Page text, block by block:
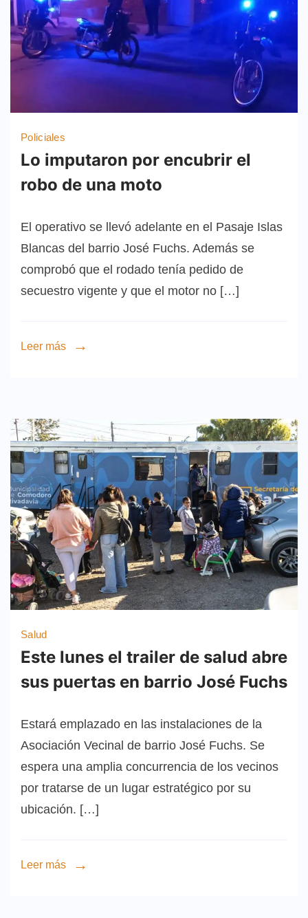
Policiales
Lo imputaron por encubrir el
robo de una moto
El operativo se llevó adelante en el Pasaje Islas
Blancas del barrio José Fuchs. Además se
comprobó que el rodado tenía pedido de
secuestro vigente y que el motor no […]
Leer más
Salud
Este lunes el trailer de salud abre
sus puertas en barrio José Fuchs
Estará emplazado en las instalaciones de la
Asociación Vecinal de barrio José Fuchs. Se
espera una amplia concurrencia de los vecinos
por tratarse de un lugar estratégico por su
ubicación. […]
Leer más